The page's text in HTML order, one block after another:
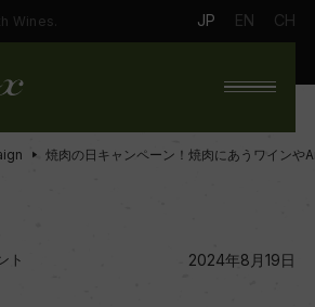
Wines. JP EN CH
焼肉の日キャンペーン！焼肉にあうワイン
ト 2024年8月19日